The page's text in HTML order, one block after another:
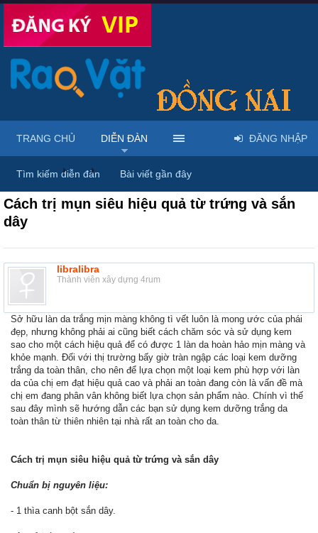
Diễn đàn ... Mỹ phẩm & spa làm đẹp tại Đồng Nai
Cách trị mụn siêu hiệu quả từ trứng và sắn
dây
libralibra
Thành viên xây dựng 4rum
Sở hữu làn da trắng mịn màng không tì vết luôn là mong ước của phái
đẹp, nhưng không phải ai cũng biết cách chăm sóc và sử dụng kem
sao cho một cách hiệu quả để có được 1 làn da hoàn hảo mịn màng và
khỏe mạnh. Đối với thị trường bấy giờ tràn ngập các loại kem dưỡng
trắng da toàn thân, cho nên để lựa chọn một loại kem phù hợp với làn
da của chị em đạt hiệu quả cao và phải an toàn đang còn là vấn đề mà
chị em đang phân vân không biết lựa chọn sản phẩm nào. Chính vì thế
sau đây mình sẽ hướng dẫn các bạn sử dụng kem dưỡng trắng da
toàn thân từ thiên nhiên tại nhà rất an toàn cho da.
Cách trị mụn siêu hiệu quả từ trứng và sắn dây
Chuẩn bị nguyên liệu:
- 1 thìa canh bột sắn dây.
TRANG CHỦ DIỄN ĐÀN
Tìm kiếm diễn đàn Bài viết gần đây
ĐĂNG NHẬP